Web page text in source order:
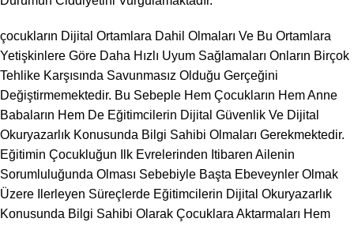
çocukların Dijital Ortamlara Dahil Olmaları Ve Bu Ortamlara
Yetişkinlere Göre Daha Hızlı Uyum Sağlamaları Onların Birçok
Tehlike Karşısında Savunmasız Olduğu Gerçeğini
Değiştirmemektedir. Bu Sebeple Hem Çocukların Hem Anne
Babaların Hem De Eğitimcilerin Dijital Güvenlik Ve Dijital
Okuryazarlık Konusunda Bilgi Sahibi Olmaları Gerekmektedir.
Eğitimin Çocukluğun Ilk Evrelerinden Itibaren Ailenin
Sorumluluğunda Olması Sebebiyle Başta Ebeveynler Olmak
Üzere Ilerleyen Süreçlerde Eğitimcilerin Dijital Okuryazarlık
Konusunda Bilgi Sahibi Olarak Çocuklara Aktarmaları Hem